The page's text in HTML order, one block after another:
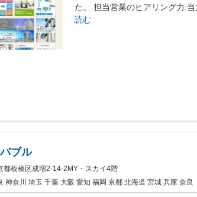
た。 担当営業のヒアリング力:当
読む
ブル
都板橋区成増2-14-2MY・スカイ4階
神奈川 埼玉 千葉 大阪 愛知 福岡 京都 北海道 宮城 兵庫 奈良